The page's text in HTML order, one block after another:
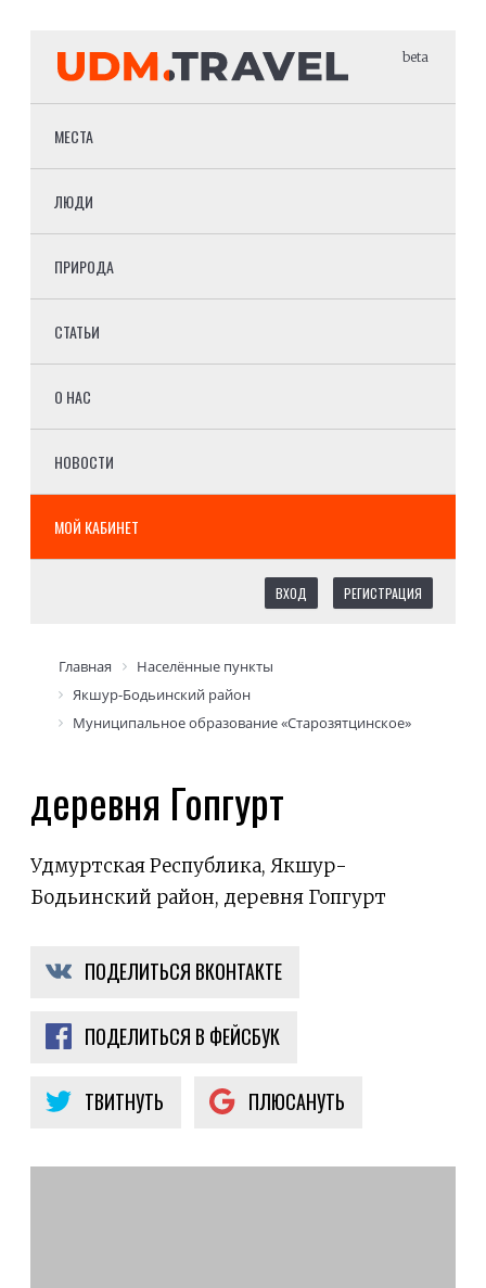
beta
МЕСТА
ЛЮДИ
ПРИРОДА
СТАТЬИ
О НАС
НОВОСТИ
МОЙ КАБИНЕТ
ВХОД РЕГИСТРАЦИЯ
Главная
Населённые пункты
Якшур-Бодьинский район
Муниципальное образование «Старозятцинское»
деревня Гопгурт
Удмуртская Республика, Якшур-
Бодьинский район, деревня Гопгурт
ПОДЕЛИТЬСЯ ВКОНТАКТЕ
ПОДЕЛИТЬСЯ В ФЕЙСБУК
ТВИТНУТЬ ПЛЮСАНУТЬ